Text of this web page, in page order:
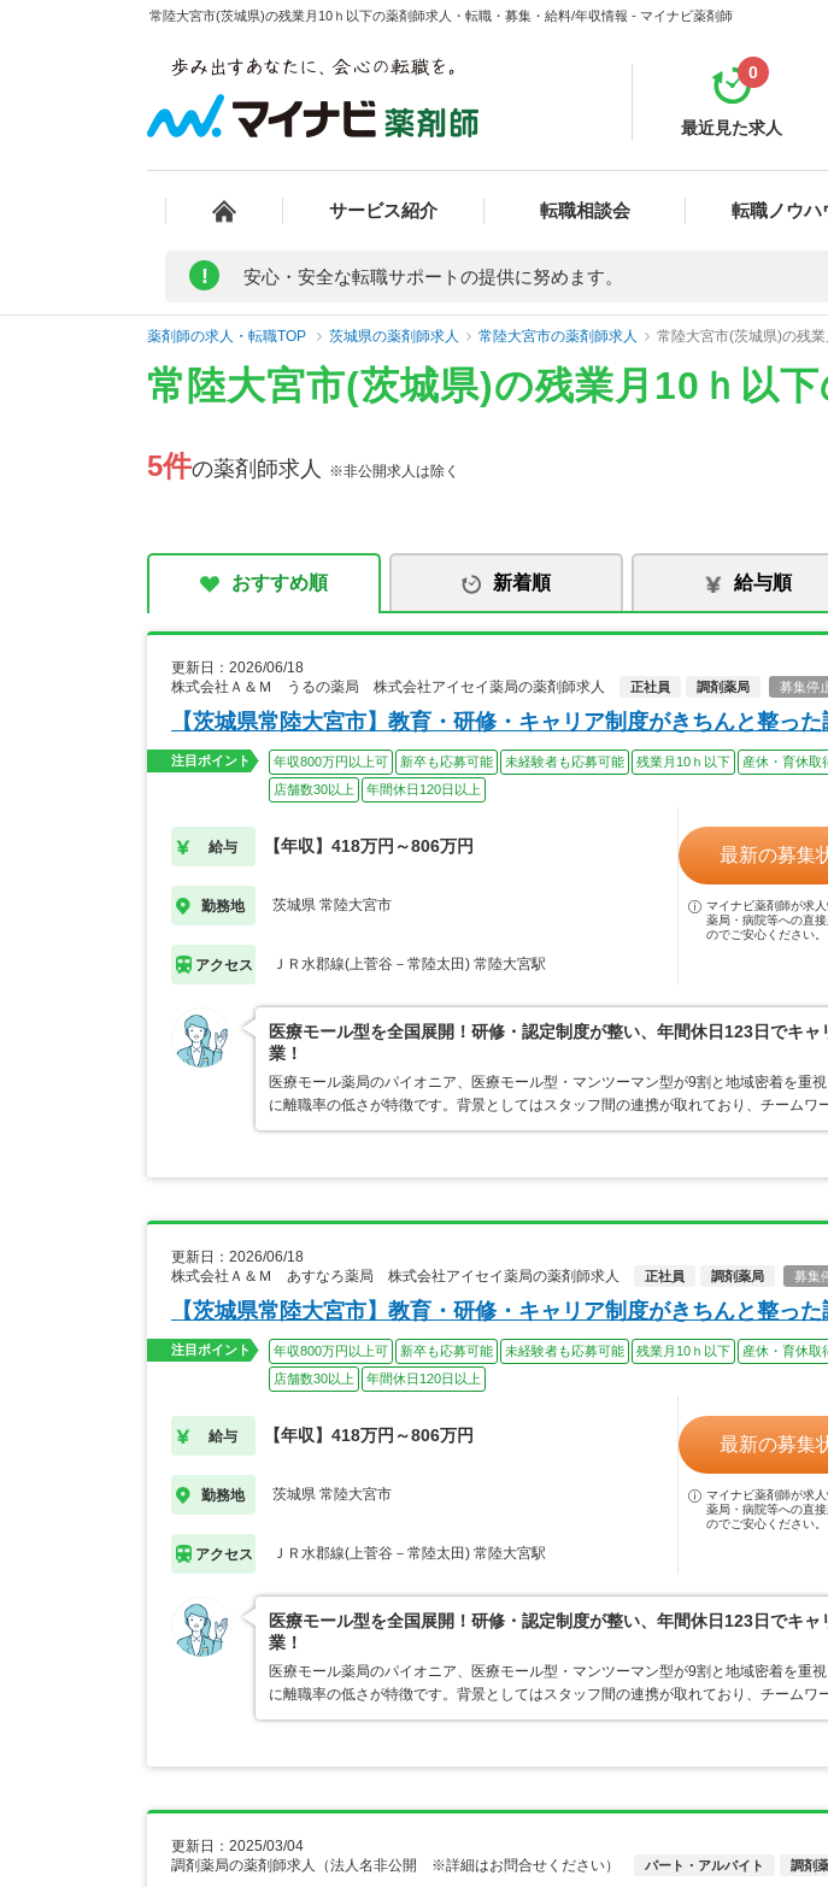
常陸大宮市(茨城県)の残業月10ｈ以下の薬剤師求人・転職・募集・給料/年収情報 - マイナビ薬剤師
最近見た求人
0
サービス紹介 転職相談会 転職ノウハ
! 安心・安全な転職サポートの提供に努めます。
薬剤師の求人・転職TOP 茨城県の薬剤師求人 常陸大宮市の薬剤師求人 常陸大宮市(茨城県)の残
常陸大宮市(茨城県)の残業月10ｈ以
5件の薬剤師求人 ※非公開求人は除く
おすすめ順 新着順 給与順
更新日：2026/06/18
株式会社Ａ＆Ｍ うるの薬局 株式会社アイセイ薬局の薬剤師求人
正社員 調剤薬局 募集停
【茨城県常陸大宮市】教育・研修・キャリア制度がきちんと整った
注目ポイント 年収800万円以上可 新卒も応募可能 未経験者も応募可能 残業月10ｈ以下 産休・育休取
店舗数30以上
年間休日120日以上
給与 【年収】418万円～806万円
勤務地 茨城県 常陸大宮市
アクセス ＪＲ水郡線(上菅谷－常陸太田) 常陸大宮駅
最新の募集
マイナビ薬剤師が求
薬局・病院等への直
のでご安心ください。
医療モール型を全国展開！研修・認定制度が整い、年間休日123日でキ
業！
医療モール薬局のパイオニア、医療モール型・マンツーマン型が9割と地域密着を重
に離職率の低さが特徴です。背景としてはスタッフ間の連携が取れており、チームワ
更新日：2026/06/18
株式会社Ａ＆Ｍ あすなろ薬局 株式会社アイセイ薬局の薬剤師求人
正社員 調剤薬局 募集
【茨城県常陸大宮市】教育・研修・キャリア制度がきちんと整った
注目ポイント 年収800万円以上可 新卒も応募可能 未経験者も応募可能 残業月10ｈ以下 産休・育休取
店舗数30以上
年間休日120日以上
給与 【年収】418万円～806万円
勤務地 茨城県 常陸大宮市
アクセス ＪＲ水郡線(上菅谷－常陸太田) 常陸大宮駅
最新の募集
マイナビ薬剤師が求
薬局・病院等への直
のでご安心ください。
医療モール型を全国展開！研修・認定制度が整い、年間休日123日でキ
業！
医療モール薬局のパイオニア、医療モール型・マンツーマン型が9割と地域密着を重
に離職率の低さが特徴です。背景としてはスタッフ間の連携が取れており、チームワ
更新日：2025/03/04
調剤薬局の薬剤師求人（法人名非公開 ※詳細はお問合せください）
パート・アルバイト 調剤